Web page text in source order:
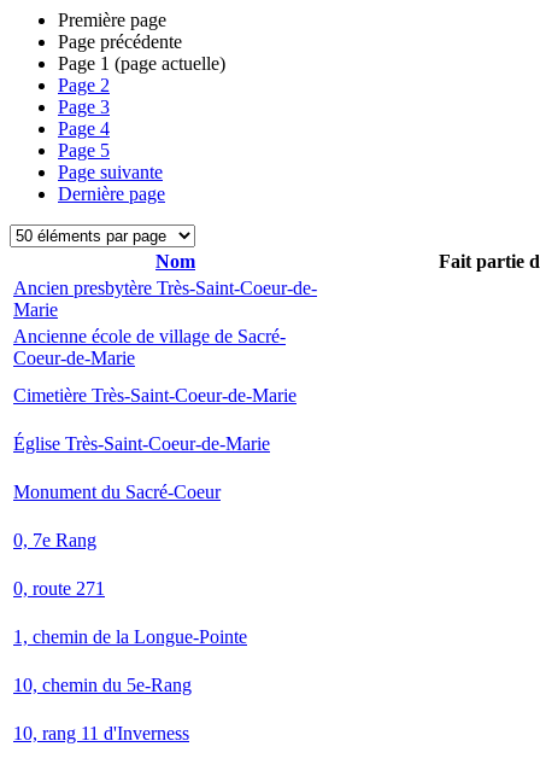
Première page
Page précédente
Page 1 (page actuelle)
Page 2
Page 3
Page 4
Page 5
Page suivante
Dernière page
Nom
Fait partie
Ancien presbytère Très-Saint-Coeur-de-
Marie
Ancienne école de village de Sacré-
Coeur-de-Marie
Cimetière Très-Saint-Coeur-de-Marie
Église Très-Saint-Coeur-de-Marie
Monument du Sacré-Coeur
0, 7e Rang
0, route 271
1, chemin de la Longue-Pointe
10, chemin du 5e-Rang
10, rang 11 d'Inverness